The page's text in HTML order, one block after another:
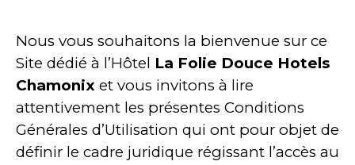
Nous vous souhaitons la bienvenue sur ce
Site dédié à l’Hôtel La Folie Douce Hotels
Chamonix et vous invitons à lire
attentivement les présentes Conditions
Générales d’Utilisation qui ont pour objet de
définir le cadre juridique régissant l’accès au